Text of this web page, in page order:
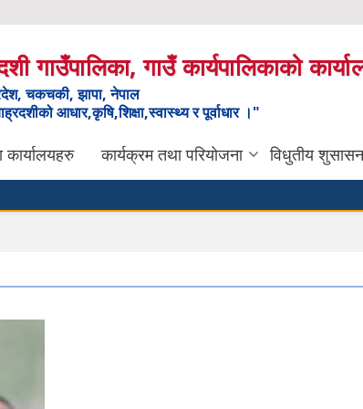
गाउँपालिका, गाउँ कार्यपालिकाको
चकचकी, झापा, नेपाल
आधार,कृषि,शिक्षा,स्वास्थ्य र पूर्वाधार ।"
कार्यालयहरु कार्यक्रम तथा परियोजना विधुतीय